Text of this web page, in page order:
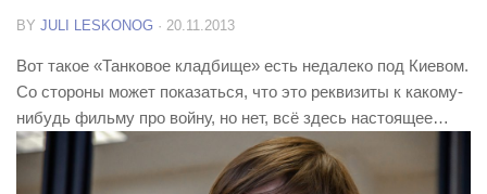
BY JULI LESKONOG · 20.11.2013
Вот такое «Танковое кладбище» есть недалеко под Киевом.
Со стороны может показаться, что это реквизиты к какому-
нибудь фильму про войну, но нет, всё здесь настоящее…